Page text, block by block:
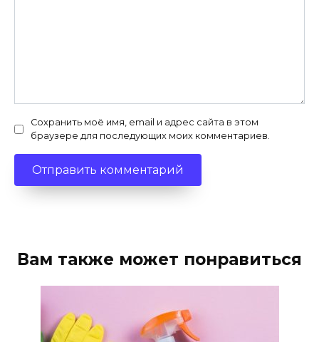
Сохранить моё имя, email и адрес сайта в этом
браузере для последующих моих комментариев.
Вам также может понравиться